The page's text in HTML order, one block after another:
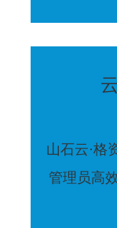
山石云·格
管理员高